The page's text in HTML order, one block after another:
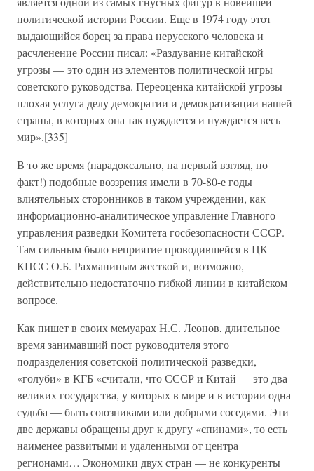
политической истории России. Еще в 1974 году этот
выдающийся борец за права нерусского человека и
расчленение России писал: «Раздувание китайской
угрозы — это один из элементов политической игры
советского руководства. Переоценка китайской угрозы —
плохая услуга делу демократии и демократизации нашей
страны, в которых она так нуждается и нуждается весь
мир».[335]
В то же время (парадоксально, на первый взгляд, но
факт!) подобные воззрения имели в 70-80-е годы
влиятельных сторонников в таком учреждении, как
информационно-аналитическое управление Главного
управления разведки Комитета госбезопасности СССР.
Там сильным было неприятие проводившейся в ЦК
КПСС О.Б. Рахманиным жесткой и, возможно,
действительно недостаточно гибкой линии в китайском
вопросе.
Как пишет в своих мемуарах Н.С. Леонов, длительное
время занимавший пост руководителя этого
подразделения советской политической разведки,
«голуби» в КГБ «считали, что СССР и Китай — это два
великих государства, у которых в мире и в истории одна
судьба — быть союзниками или добрыми соседями. Эти
две державы обращены друг к другу «спинами», то есть
наименее развитыми и удаленными от центра
регионами… Экономики двух стран — не конкуренты